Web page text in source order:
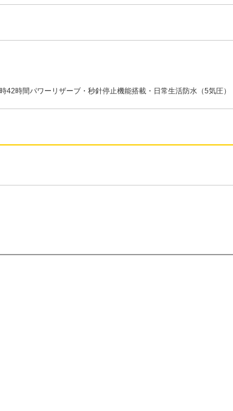
時間パワーリザーブ・秒針停止機能搭載・日常生活防水（5気圧）